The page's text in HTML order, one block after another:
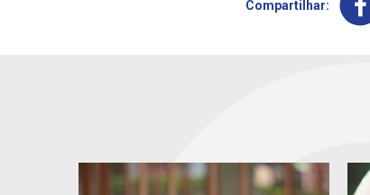
Compartilhar: